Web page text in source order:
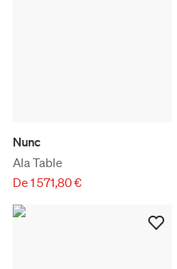
Nunc
Ala Table
De 1 571,80 €